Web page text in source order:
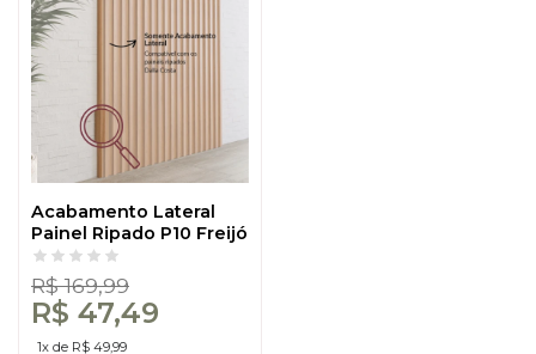
Acabamento Lateral
Painel Ripado P10 Freijó
- Dalla Costa
R$ 169,99
R$ 47,49
1x de R$ 49,99